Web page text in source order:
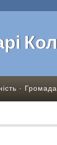
· Громада